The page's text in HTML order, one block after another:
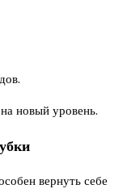
новый уровень.
вернуть себе